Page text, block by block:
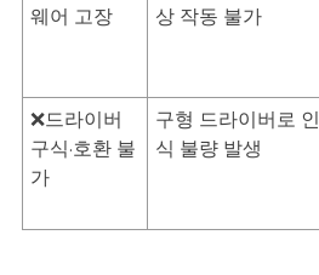
웨어 고장
상 작동 불가
❌드라이버
구식·호환 불
가
구형 드라이버로 인
식 불량 발생